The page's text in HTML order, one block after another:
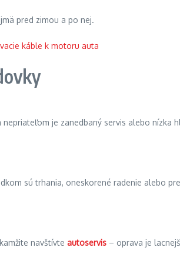
pred zimou a po nej.
je zanedbaný servis alebo nízka
sú trhania, oneskorené radenie alebo
navštívte autoservis – oprava je